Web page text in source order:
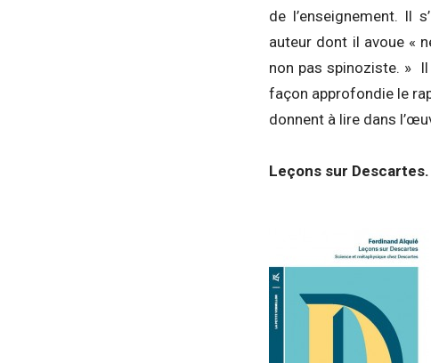
de l’enseignement. Il
auteur dont il avoue «
non pas spinoziste. »
façon approfondie le
donnent à lire dans
Leçons sur Descartes.